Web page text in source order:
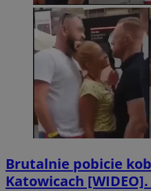
Brutalnie pobicie
Katowicach